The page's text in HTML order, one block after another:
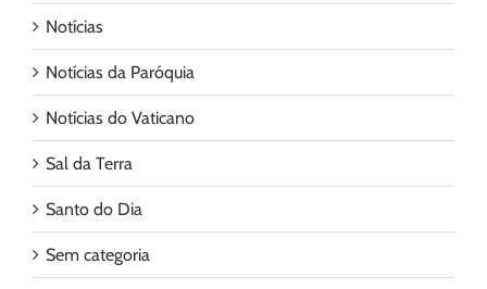
Notícias
Notícias da Paróquia
Notícias do Vaticano
Sal da Terra
Santo do Dia
Sem categoria